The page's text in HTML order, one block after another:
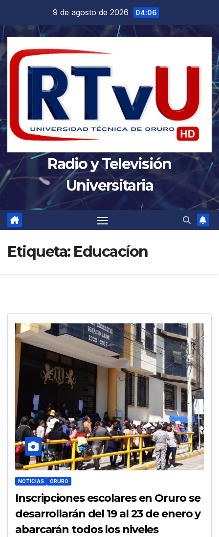
contenido
9 de agosto de 2026 04:06
Radio y Televisión
Universitaria
Etiqueta: Educacíon
NOTICIAS ORURO
Inscripciones escolares en Oruro se
desarrollarán del 19 al 23 de enero y
abarcarán todos los niveles